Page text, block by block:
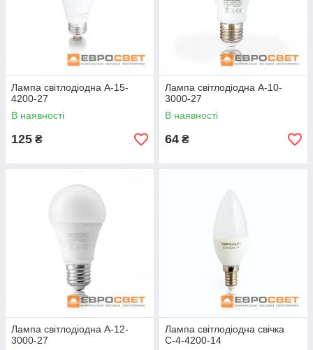
Лампа світлодіодна A-15-
4200-27
В наявності
125 ₴
Лампа світлодіодна A-10-
3000-27
В наявності
64 ₴
Лампа світлодіодна A-12-
3000-27
Лампа світлодіодна свічка
С-4-4200-14